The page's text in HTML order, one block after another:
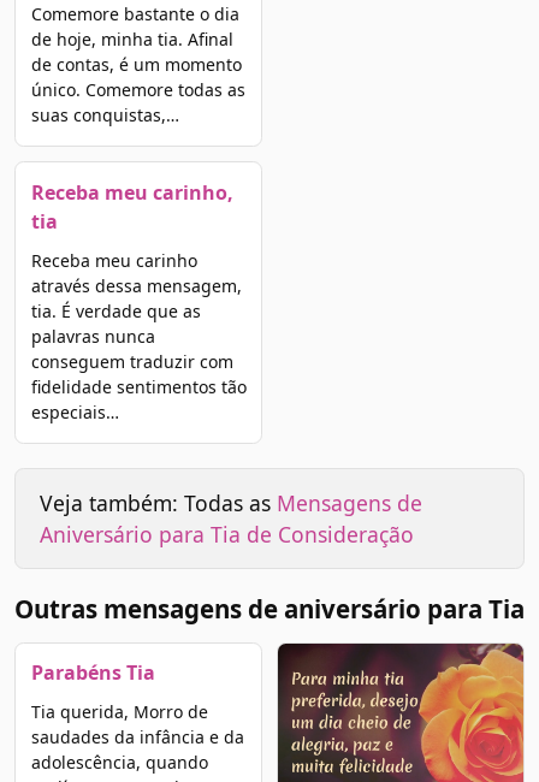
Comemore bastante o dia
de hoje, minha tia. Afinal
de contas, é um momento
único. Comemore todas as
suas conquistas,…
Receba meu carinho,
tia
Receba meu carinho
através dessa mensagem,
tia. É verdade que as
palavras nunca
conseguem traduzir com
fidelidade sentimentos tão
especiais…
Veja também: Todas as Mensagens de
Aniversário para Tia de Consideração
Outras mensagens de aniversário para Tia
Parabéns Tia
Tia querida, Morro de
saudades da infância e da
adolescência, quando